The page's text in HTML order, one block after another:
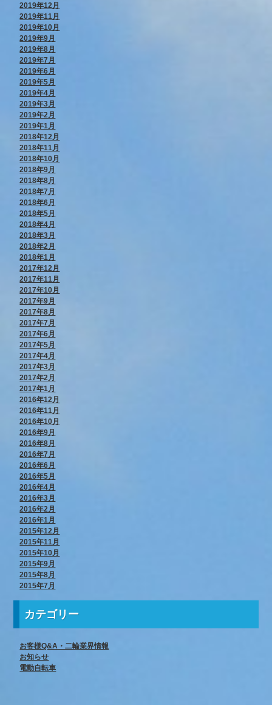
2019年12月
2019年11月
2019年10月
2019年9月
2019年8月
2019年7月
2019年6月
2019年5月
2019年4月
2019年3月
2019年2月
2019年1月
2018年12月
2018年11月
2018年10月
2018年9月
2018年8月
2018年7月
2018年6月
2018年5月
2018年4月
2018年3月
2018年2月
2018年1月
2017年12月
2017年11月
2017年10月
2017年9月
2017年8月
2017年7月
2017年6月
2017年5月
2017年4月
2017年3月
2017年2月
2017年1月
2016年12月
2016年11月
2016年10月
2016年9月
2016年8月
2016年7月
2016年6月
2016年5月
2016年4月
2016年3月
2016年2月
2016年1月
2015年12月
2015年11月
2015年10月
2015年9月
2015年8月
2015年7月
カテゴリー
お客様Q&A・二輪業界情報
お知らせ
電動自転車